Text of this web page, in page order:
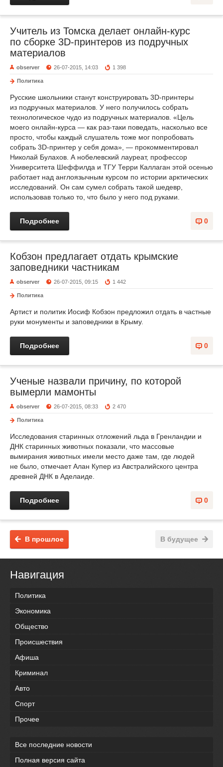
Учитель из Томска делает онлайн-курс
по сборке 3D-принтеров из подручных
материалов
observer 26-07-2015, 14:03 1 398
Политика
Русские школьники станут конструировать 3D-принтеры
из подручных материалов. У него получилось собрать
технологическое чудо из подручных материалов. «Цель
моего онлайн-курса — как раз-таки поведать, насколько все
просто, чтобы каждый слушатель тоже мог попробовать
собрать 3D-принтер у себя дома», — прокомментировал
Николай Булахов. А нобелевский лауреат, профессор
Университета Шеффилда и ТГУ Терри Каллаган этой осенью
работает над англоязычным курсом по истории арктических
исследований. Он сам сумел собрать такой шедевр,
использовав только то, что было у него под руками.
0
Подробнее
Кобзон предлагает отдать крымские
заповедники частникам
observer 26-07-2015, 09:15 1 442
Политика
Артист и политик Иосиф Кобзон предложил отдать в частные
руки монументы и заповедники в Крыму.
0
Подробнее
Ученые назвали причину, по которой
вымерли мамонты
observer 26-07-2015, 08:33 2 470
Политика
Исследования старинных отложений льда в Гренландии и
ДНК старинных животных показали, что массовые
вымирания животных имели место даже там, где людей
не было, отмечает Алан Купер из Австралийского центра
древней ДНК в Аделаиде.
0
Подробнее
В будущее
В прошлое
Навигация
Политика
Экономика
Общество
Происшествия
Афиша
Криминал
Авто
Спорт
Прочее
Все последние новости
Полная версия сайта